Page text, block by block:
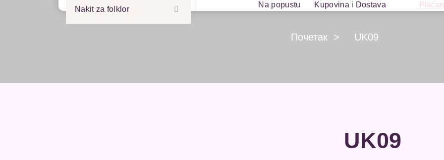
Nakit za folklor
Na popustu Kupovina i Dostava
Почетак> UK09
UK09